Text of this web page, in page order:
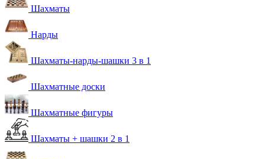
Шахматы
Нарды
Шахматы-нарды-шашки 3 в 1
Шахматные доски
Шахматные фигуры
Шахматы + шашки 2 в 1